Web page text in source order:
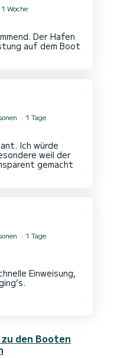
1 Woche
Der Hafen
auf dem Boot
1 Tage
Ich würde
weil der
gemacht
1 Tage
Einweisung,
den Booten